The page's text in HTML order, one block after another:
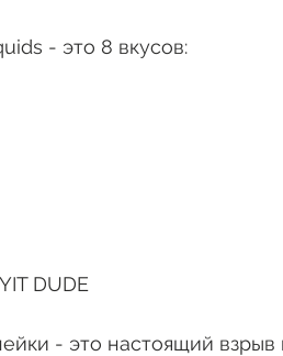
- это 8 вкусов:
DUDE
- это настоящий взрыв